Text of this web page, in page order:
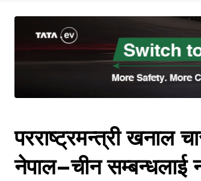
परराष्ट्रमन्त्री खनाल
नेपाल–चीन सम्बन्धलाई